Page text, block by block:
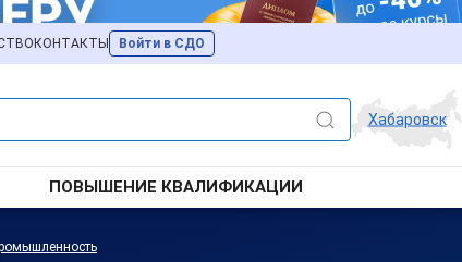
КОНТАКТЫ Войти в СДО
Хабаровск
ПОВЫШЕНИЕ КВАЛИФИКАЦИИ